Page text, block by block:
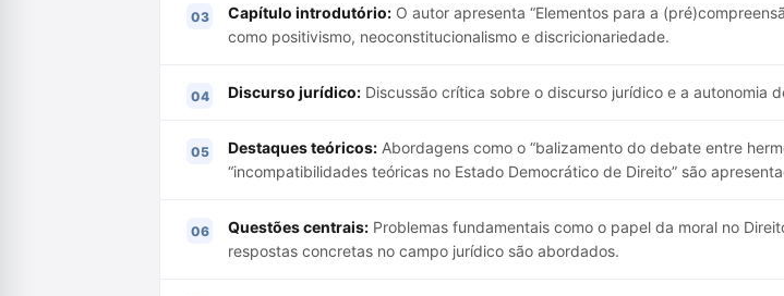
Capítulo introdutório: O autor apresenta “Elementos para a
como positivismo, neoconstitucionalismo e discricionariedade.
Discurso jurídico: Discussão crítica sobre o discurso jurídico e a autonomia
Destaques teóricos: Abordagens como o “balizamento do debate entre
“incompatibilidades teóricas no Estado Democrático de Direito” são
Questões centrais: Problemas fundamentais como o papel da moral no
respostas concretas no campo jurídico são abordados.